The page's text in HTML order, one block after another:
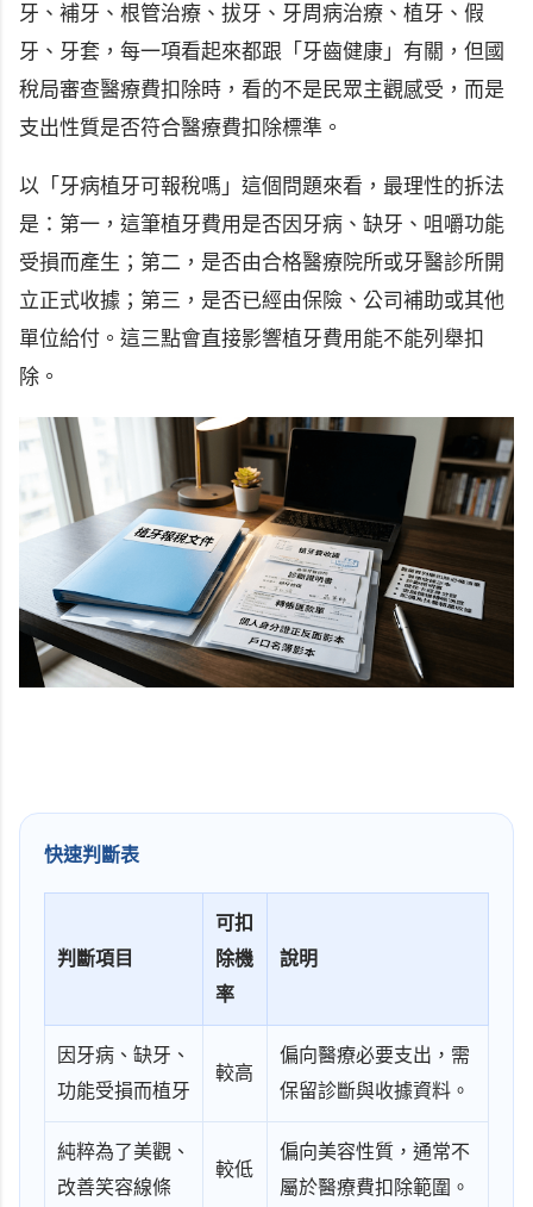
牙、補牙、根管治療、拔牙、牙周病治療、植牙、假
牙、牙套，每一項看起來都跟「牙齒健康」有關，但國
稅局審查醫療費扣除時，看的不是民眾主觀感受，而是
支出性質是否符合醫療費扣除標準。
以「牙病植牙可報稅嗎」這個問題來看，最理性的拆法
是：第一，這筆植牙費用是否因牙病、缺牙、咀嚼功能
受損而產生；第二，是否由合格醫療院所或牙醫診所開
立正式收據；第三，是否已經由保險、公司補助或其他
單位給付。這三點會直接影響植牙費用能不能列舉扣
除。
快速判斷表
判斷項目
可扣
除機
率
說明
因牙病、缺牙、
功能受損而植牙
較高
偏向醫療必要支出，需
保留診斷與收據資料。
純粹為了美觀、
改善笑容線條
較低
偏向美容性質，通常不
屬於醫療費扣除範圍。